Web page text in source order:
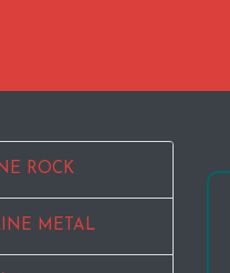
ROCK
METAL